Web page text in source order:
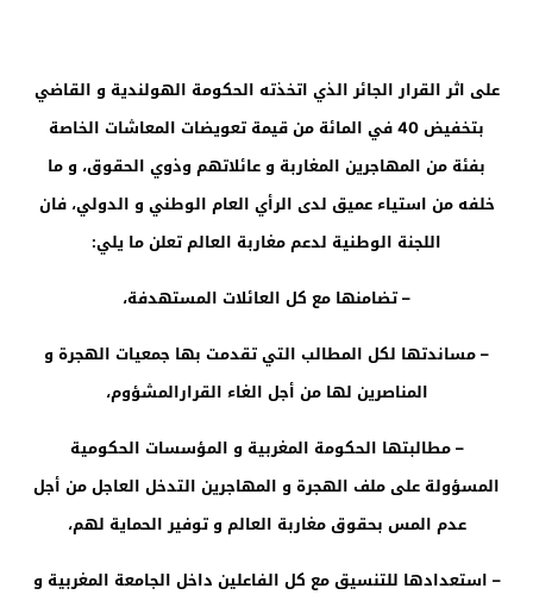
على اثر القرار الجائر الذي اتخذته الحكومة الهولندية و القاضي
بتخفيض 40
في المائة من قيمة تعويضات المعاشات الخاصة
بفئة من المهاجرين المغاربة و عائلاتهم وذوي الحقوق، و ما
خلفه من استياء عميق لدى الرأي العام الوطني و الدولي، فان
اللجنة الوطنية لدعم مغاربة العالم تعلن ما يلي:
– تضامنها مع كل العائلات المستهدفة،
– مساندتها لكل المطالب التي تقدمت بها جمعيات الهجرة و
المناصرين لها من أجل الغاء القرارالمشؤوم،
– مطالبتها الحكومة المغربية و المؤسسات الحكومية
المسؤولة على ملف الهجرة و المهاجرين التدخل العاجل من أجل
عدم المس بحقوق مغاربة العالم و توفير الحماية لهم،
– استعدادها للتنسيق مع كل الفاعلين داخل الجامعة المغربية و